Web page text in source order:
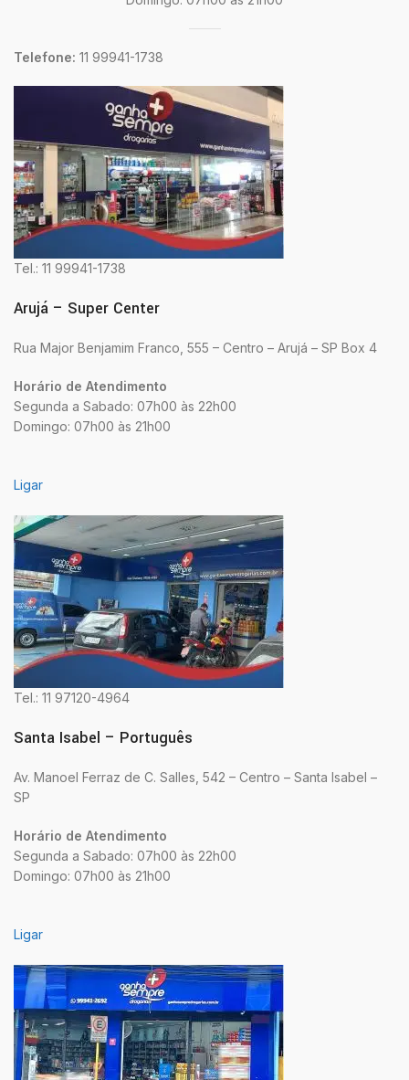
Telefone: 11 99941-1738
Tel.: 11 99941-1738
Arujá – Super Center
Rua Major Benjamim Franco, 555 – Centro – Arujá – SP Box 4
Horário de Atendimento
Segunda a Sabado: 07h00 às 22h00
Domingo: 07h00 às 21h00
Ligar
Tel.: 11 97120-4964
Santa Isabel – Português
Av. Manoel Ferraz de C. Salles, 542 – Centro – Santa Isabel –
SP
Horário de Atendimento
Segunda a Sabado: 07h00 às 22h00
Domingo: 07h00 às 21h00
Ligar